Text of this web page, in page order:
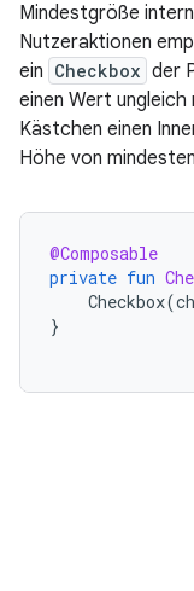
Mindestgröße
Nutzeraktionen
ein Checkbox der
einen Wert
Kästchen einen
Höhe von
@Composable
private fun
Checkbox(
}